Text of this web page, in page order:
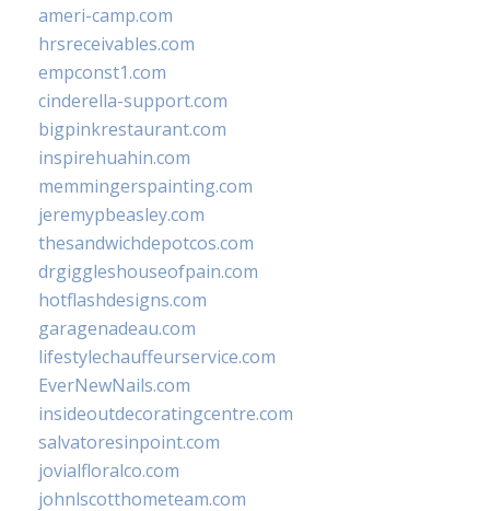
ameri-camp.com
hrsreceivables.com
empconst1.com
cinderella-support.com
bigpinkrestaurant.com
inspirehuahin.com
memmingerspainting.com
jeremypbeasley.com
thesandwichdepotcos.com
drgiggleshouseofpain.com
hotflashdesigns.com
garagenadeau.com
lifestylechauffeurservice.com
EverNewNails.com
insideoutdecoratingcentre.com
salvatoresinpoint.com
jovialfloralco.com
johnlscotthometeam.com